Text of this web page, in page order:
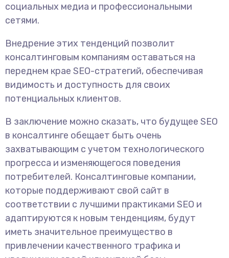
социальных медиа и профессиональными
сетями.
Внедрение этих тенденций позволит
консалтинговым компаниям оставаться на
переднем крае SEO-стратегий, обеспечивая
видимость и доступность для своих
потенциальных клиентов.
В заключение можно сказать, что будущее SEO
в консалтинге обещает быть очень
захватывающим с учетом технологического
прогресса и изменяющегося поведения
потребителей. Консалтинговые компании,
которые поддерживают свой сайт в
соответствии с лучшими практиками SEO и
адаптируются к новым тенденциям, будут
иметь значительное преимущество в
привлечении качественного трафика и